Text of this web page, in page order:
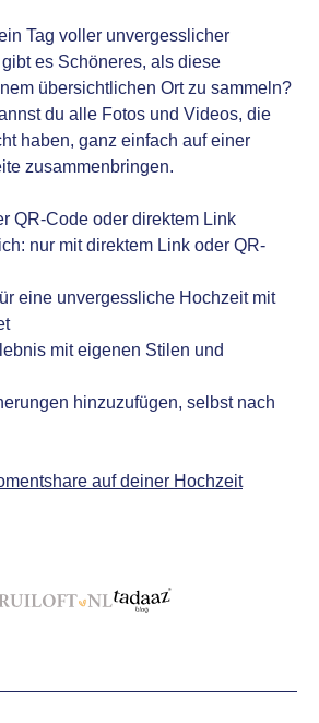
Tag voller unvergesslicher
es Schöneres, als diese
übersichtlichen Ort zu sammeln?
du alle Fotos und Videos, die
haben, ganz einfach auf einer
zusammenbringen.
QR-Code oder direktem Link
nur mit direktem Link oder QR-
eine unvergessliche Hochzeit mit
mit eigenen Stilen und
hinzuzufügen, selbst nach
auf deiner Hochzeit